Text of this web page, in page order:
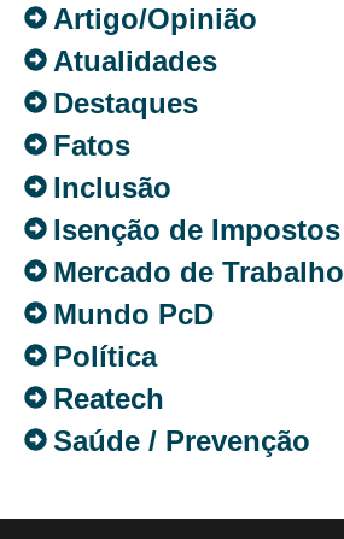
Artigo/Opinião
Atualidades
Destaques
Fatos
Inclusão
Isenção de Impostos
Mercado de Trabalho
Mundo PcD
Política
Reatech
Saúde / Prevenção